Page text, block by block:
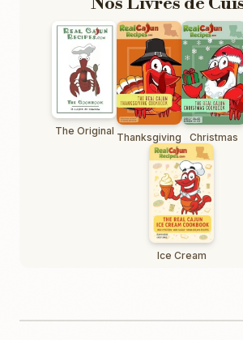
The Original Thanksgiving Christmas
Ice Cream